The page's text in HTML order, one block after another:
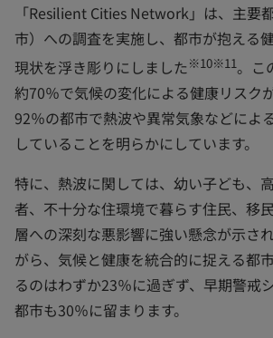
「Resilient Cities Network」は、主要
市）への調査を実施し、都市が抱える
現状を浮き彫りにしました※10※11。こ
約70％で気候の変化による健康リスク
92％の都市で熱波や異常気象などによ
していることを明らかにしています。
特に、熱波に関しては、幼い子ども、
者、不十分な住環境で暮らす住民、移
層への深刻な悪影響に強い懸念が示さ
がら、気候と健康を統合的に捉える都
るのはわずか23％に過ぎず、早期警戒
都市も30％に留まります。